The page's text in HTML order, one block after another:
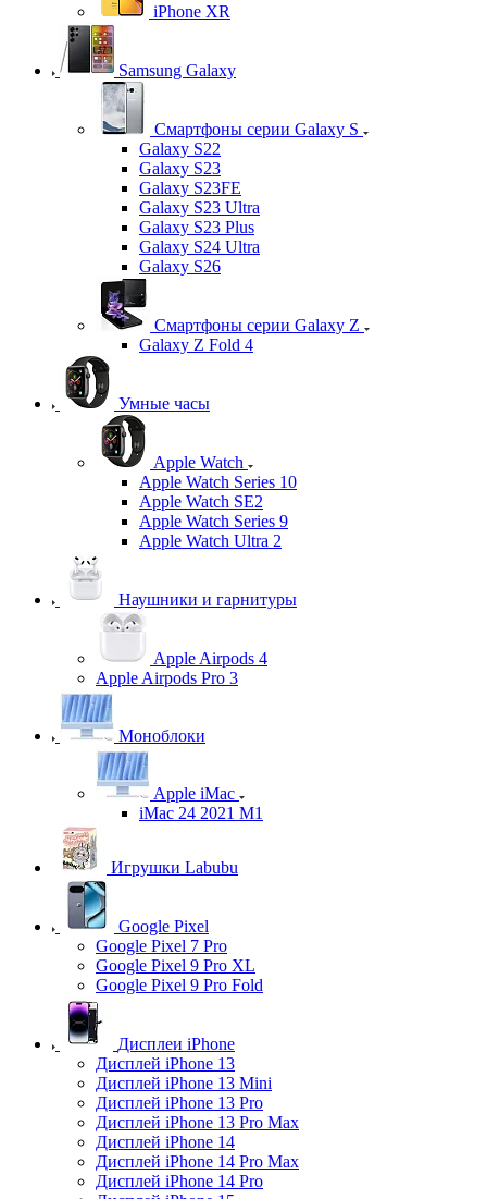
iPhone XR
Samsung Galaxy
Смартфоны серии Galaxy S
Galaxy S22
Galaxy S23
Galaxy S23FE
Galaxy S23 Ultra
Galaxy S23 Plus
Galaxy S24 Ultra
Galaxy S26
Смартфоны серии Galaxy Z
Galaxy Z Fold 4
Умные часы
Apple Watch
Apple Watch Series 10
Apple Watch SE2
Apple Watch Series 9
Apple Watch Ultra 2
Наушники и гарнитуры
Apple Airpods 4
Apple Airpods Pro 3
Моноблоки
Apple iMac
iMac 24 2021 M1
Игрушки Labubu
Google Pixel
Google Pixel 7 Pro
Google Pixel 9 Pro XL
Google Pixel 9 Pro Fold
Дисплеи iPhone
Дисплей iPhone 13
Дисплей iPhone 13 Mini
Дисплей iPhone 13 Pro
Дисплей iPhone 13 Pro Max
Дисплей iPhone 14
Дисплей iPhone 14 Pro Max
Дисплей iPhone 14 Pro